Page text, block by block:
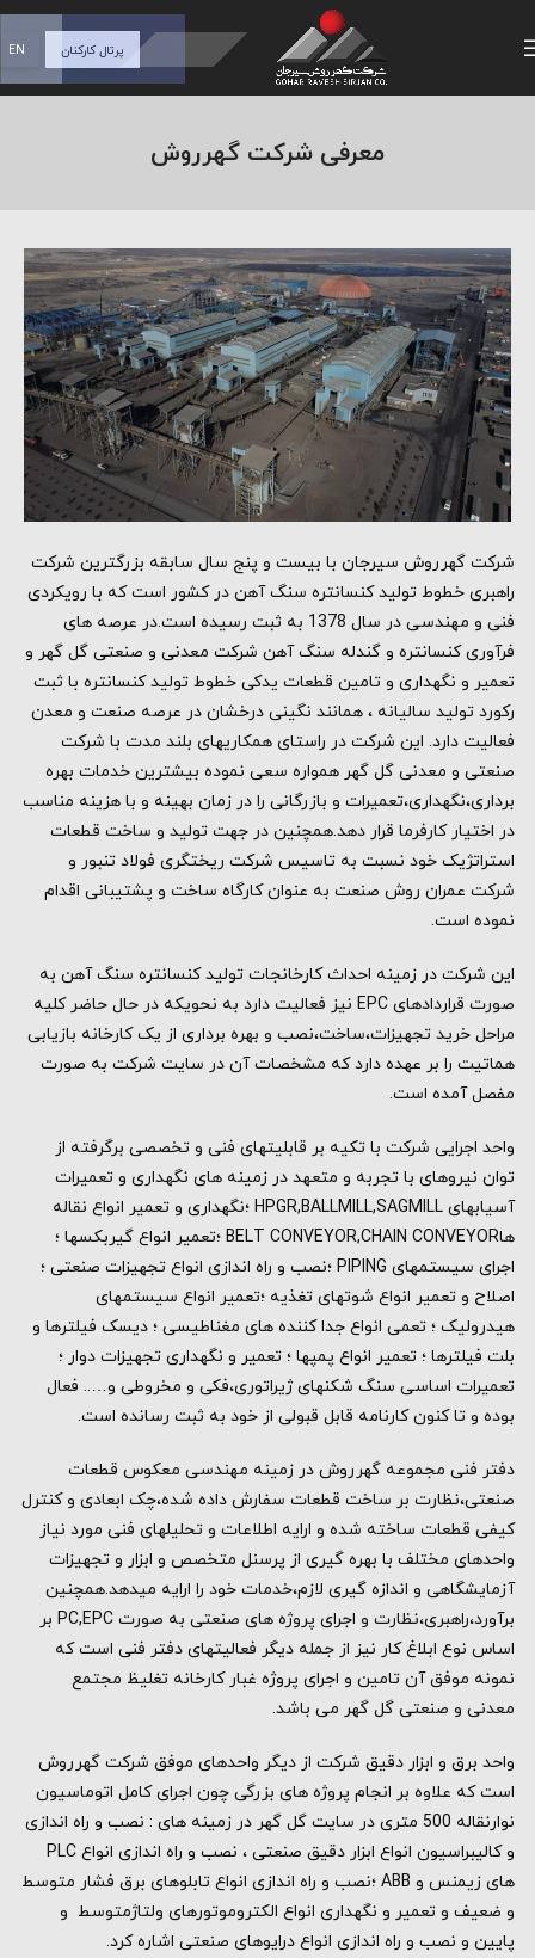
پرتال کارکنان EN
معرفی شرکت گهرروش
شرکت گهرروش سیرجان با بیست و پنج سال سابقه بزرگترین شرکت
راهبری خطوط تولید کنسانتره سنگ آهن در کشور است که با رویکردی
فنی و مهندسی در سال 1378 به ثبت رسیده است.در عرصه های
فرآوری کنسانتره و گندله سنگ آهن شرکت معدنی و صنعتی گل گهر و
تعمیر و نگهداری و تامین قطعات یدکی خطوط تولید کنسانتره با ثبت
رکورد تولید سالیانه ، همانند نگینی درخشان در عرصه صنعت و معدن
فعالیت دارد. این شرکت در راستای همکاریهای بلند مدت با شرکت
صنعتی و معدنی گل گهر همواره سعی نموده بیشترین خدمات بهره
برداری،نگهداری،تعمیرات و بازرگانی را در زمان بهینه و با هزینه مناسب
در اختیار کارفرما قرار دهد.همچنین در جهت تولید و ساخت قطعات
استراتژیک خود نسبت به تاسیس شرکت ریختگری فولاد تنبور و
شرکت عمران روش صنعت به عنوان کارگاه ساخت و پشتیبانی اقدام
نموده است.
این شرکت در زمینه احداث کارخانجات تولید کنسانتره سنگ آهن به
صورت قراردادهای EPC نیز فعالیت دارد به نحویکه در حال حاضر کلیه
مراحل خرید تجهیزات،ساخت،نصب و بهره برداری از یک کارخانه بازیابی
هماتیت را بر عهده دارد که مشخصات آن در سایت شرکت به صورت
مفصل آمده است.
واحد اجرایی شرکت با تکیه بر قابلیتهای فنی و تخصصی برگرفته از
توان نیروهای با تجربه و متعهد در زمینه های نگهداری و تعمیرات
آسیابهای HPGR,BALLMILL,SAGMILL ؛نگهداری و تعمیر انواع نقاله
هاBELT CONVEYOR,CHAIN CONVEYOR ؛تعمیر انواع گیربکسها ؛
اجرای سیستمهای PIPING ؛نصب و راه اندازی انواع تجهیزات صنعتی ؛
اصلاح و تعمیر انواع شوتهای تغذیه ؛تعمیر انواع سیستمهای
هیدرولیک ؛ تعمی انواع جدا کننده های مغناطیسی ؛ دیسک فیلترها و
بلت فیلترها ؛ تعمیر انواع پمپها ؛ تعمیر و نگهداری تجهیزات دوار ؛
تعمیرات اساسی سنگ شکنهای ژیراتوری،فکی و مخروطی و….. فعال
بوده و تا کنون کارنامه قابل قبولی از خود به ثبت رسانده است.
دفتر فنی مجموعه گهرروش در زمینه مهندسی معکوس قطعات
صنعتی،نظارت بر ساخت قطعات سفارش داده شده،چک ابعادی و کنترل
کیفی قطعات ساخته شده و ارایه اطلاعات و تحلیلهای فنی مورد نیاز
واحدهای مختلف با بهره گیری از پرسنل متخصص و ابزار و تجهیزات
آزمایشگاهی و اندازه گیری لازم،خدمات خود را ارایه میدهد.همچنین
برآورد،راهبری،نظارت و اجرای پروژه های صنعتی به صورت PC,EPC بر
اساس نوع ابلاغ کار نیز از جمله دیگر فعالیتهای دفتر فنی است که
نمونه موفق آن تامین و اجرای پروژه غبار کارخانه تغلیظ مجتمع
معدنی و صنعتی گل گهر می باشد.
واحد برق و ابزار دقیق شرکت از دیگر واحدهای موفق شرکت گهرروش
است که علاوه بر انجام پروژه های بزرگی چون اجرای کامل اتوماسیون
نوارنقاله 500 متری در سایت گل گهر در زمینه های : نصب و راه اندازی
و کالیبراسیون انواع ابزار دقیق صنعتی ، نصب و راه اندازی انواع PLC
های زیمنس و ABB ؛نصب و راه اندازی انواع تابلوهای برق فشار متوسط
و ضعیف و تعمیر و نگهداری انواع الکتروموتورهای ولتاژمتوسط و
پایین و نصب و راه اندازی انواع درایوهای صنعتی اشاره کرد.